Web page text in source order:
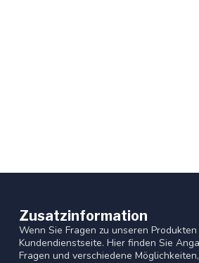
Zusatzinformation
Wenn Sie Fragen zu unseren
Kundendienstseite. Hier finden Sie
Fragen und verschiedene